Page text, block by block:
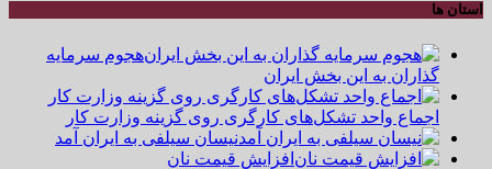
استان ها
هجوم سرمایه
گذاران به این بخش ایران
اجماع واحد تشکل‌های کارگری روی گزینه وزارت کار
نیسان سیلفی به ایران آمد
افزایش قیمت نان